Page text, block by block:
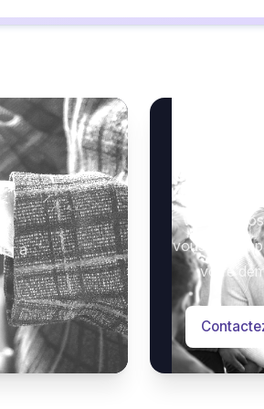
à BOURMONT
en l’église de RIMAUCOURT.
funeraire.com
»
:
à
votre
vous
votre